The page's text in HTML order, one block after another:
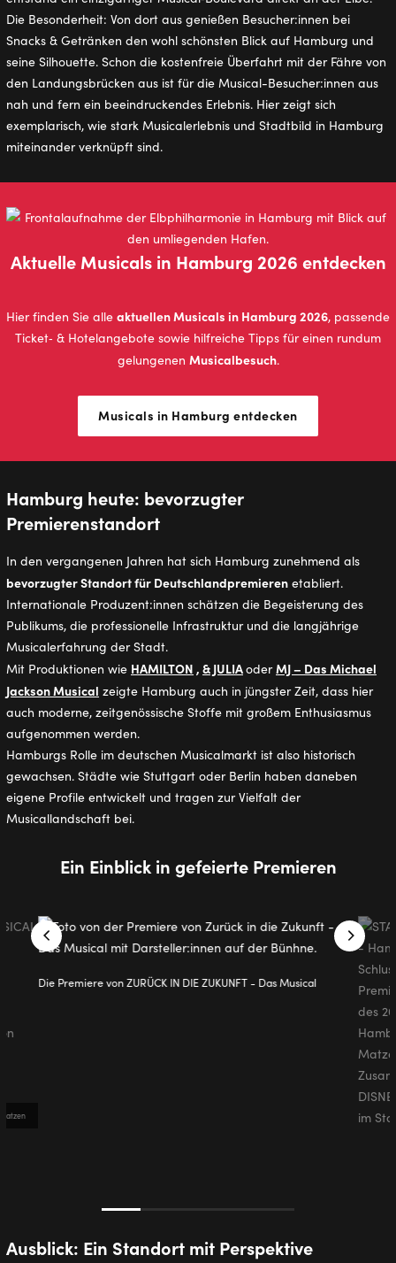
Die Besonderheit: Von dort aus genießen Besucher:innen bei
Snacks & Getränken den wohl schönsten Blick auf Hamburg und
seine Silhouette. Schon die kostenfreie Überfahrt mit der Fähre von
den Landungsbrücken aus ist für die Musical-Besucher:innen aus
nah und fern ein beeindruckendes Erlebnis. Hier zeigt sich
exemplarisch, wie stark Musicalerlebnis und Stadtbild in Hamburg
miteinander verknüpft sind.
Aktuelle Musicals in Hamburg 2026 entdecken
Hier finden Sie alle aktuellen Musicals in Hamburg 2026, passende
Ticket‑ & Hotelangebote sowie hilfreiche Tipps für einen rundum
gelungenen Musicalbesuch.
Musicals in Hamburg entdecken
Hamburg heute: bevorzugter
Premierenstandort
In den vergangenen Jahren hat sich Hamburg zunehmend als
bevorzugter Standort für Deutschlandpremieren etabliert.
Internationale Produzent:innen schätzen die Begeisterung des
Publikums, die professionelle Infrastruktur und die langjährige
Musicalerfahrung der Stadt.
Mit Produktionen wie HAMILTON , & JULIAoderMJ – Das Michael
Jackson Musical zeigte Hamburg auch in jüngster Zeit, dass hier
auch moderne, zeitgenössische Stoffe mit großem Enthusiasmus
aufgenommen werden.
Hamburgs Rolle im deutschen Musicalmarkt ist also historisch
gewachsen. Städte wie Stuttgart oder Berlin haben daneben
eigene Profile entwickelt und tragen zur Vielfalt der
Musicallandschaft bei.
Ein Einblick in gefeierte Premieren
Die Premiere von ZURÜCK IN DIE ZUKUNFT - Das Musical
Ausblick: Ein Standort mit Perspektive